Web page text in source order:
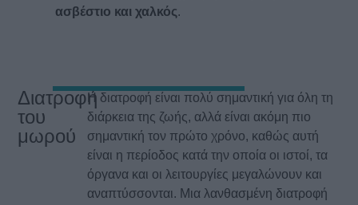
ασβέστιο και χαλκός.
Διατροφή
του
μωρού
Η διατροφή είναι πολύ σημαντική για όλη τη
διάρκεια της ζωής, αλλά είναι ακόμη πιο
σημαντική τον πρώτο χρόνο, καθώς αυτή
είναι η περίοδος κατά την οποία οι ιστοί, τα
όργανα και οι λειτουργίες μεγαλώνουν και
αναπτύσσονται. Μια λανθασμένη διατροφή